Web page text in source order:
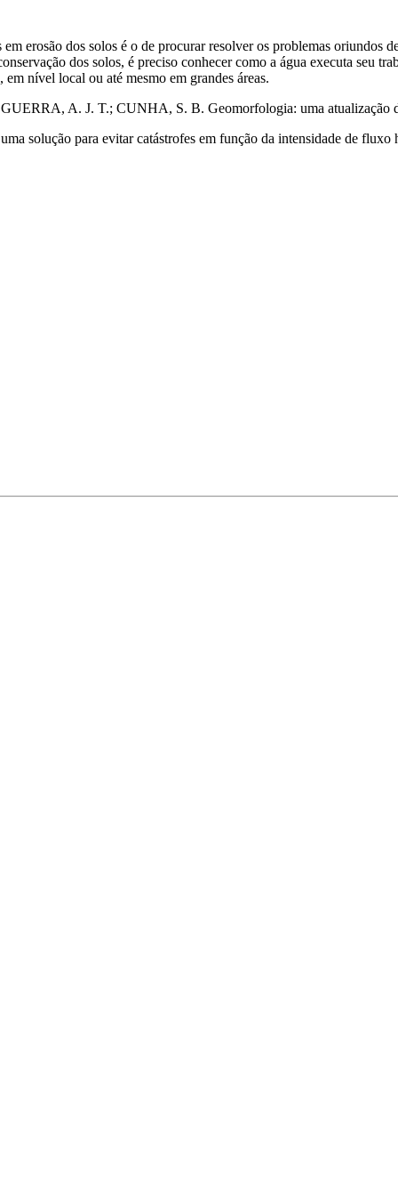
erosão dos solos é o de procurar resolver os problemas oriundos
dos solos, é preciso conhecer como a água executa seu
em nível local ou até mesmo em grandes áreas.
A. J. T.; CUNHA, S. B. Geomorfologia: uma atualização
solução para evitar catástrofes em função da intensidade de